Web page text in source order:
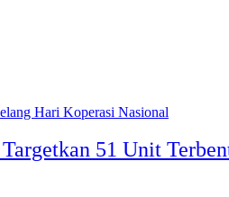
51 Unit